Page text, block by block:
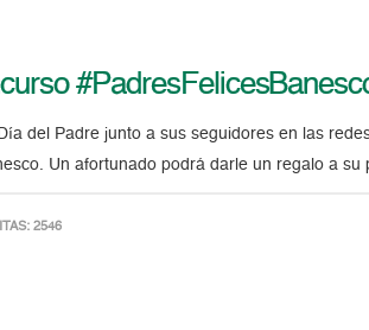
del Padre junto a sus seguidores en las
Un afortunado podrá darle un regalo a su
2546